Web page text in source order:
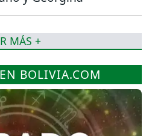
BOLIVIA.COM
MÁS +